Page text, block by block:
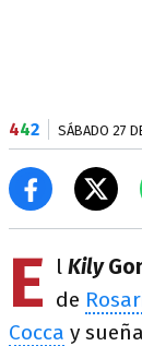
442 SÁBADO 27
E l Kily
de
Cocca y